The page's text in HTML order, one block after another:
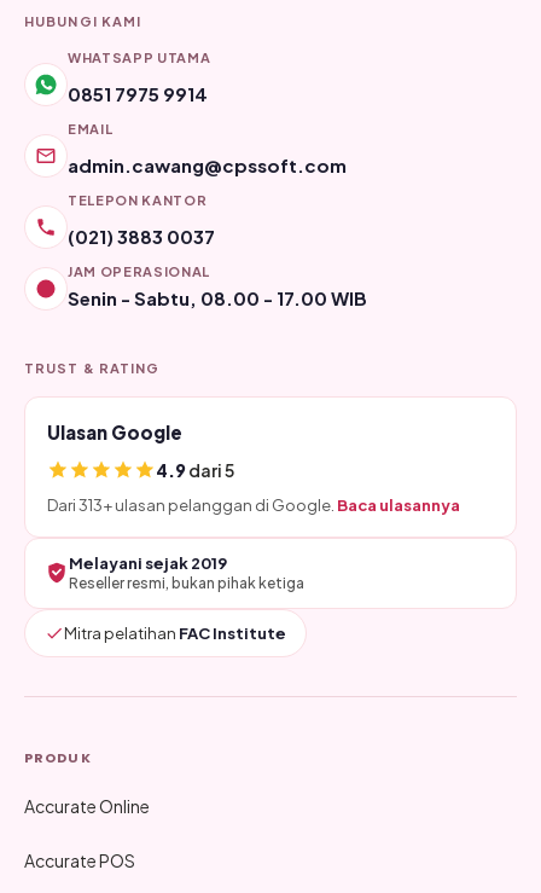
HUBUNGI KAMI
WHATSAPP UTAMA
0851 7975 9914
EMAIL
admin.cawang@cpssoft.com
TELEPON KANTOR
(021) 3883 0037
JAM OPERASIONAL
Senin - Sabtu, 08.00 - 17.00 WIB
TRUST & RATING
Ulasan Google
4.9dari 5
Dari 313+ ulasan pelanggan di Google. Baca ulasannya
Melayani sejak 2019
Reseller resmi, bukan pihak ketiga
Mitra pelatihan FAC Institute
PRODUK
Accurate Online
Accurate POS